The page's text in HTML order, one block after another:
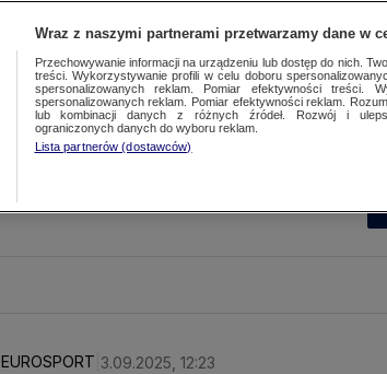
EUROSPORT 3.09.2025, 12:23
Wraz z naszymi partnerami przetwarzamy dane w
Przechowywanie informacji na urządzeniu lub dostęp do nich.
treści. Wykorzystywanie profili w celu doboru
spersonalizowanych reklam. Pomiar efektywności treści.
spersonalizowanych reklam. Pomiar efektywności reklam.
lub kombinacji danych z różnych źródeł. Rozwój i
ograniczonych danych do wyboru reklam.
Lista partnerów (dostawców)